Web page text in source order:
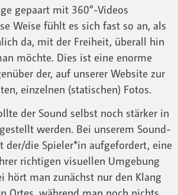
gepaart mit 360°-Videos
Weise fühlt es sich fast so an, als
da, mit der Freiheit, überall hin
möchte. Dies ist eine enorme
der, auf unserer Website zur
einzelnen (statischen) Fotos.
der Sound selbst noch stärker in
werden. Bei unserem Sound-
der/die Spieler*in aufgefordert, eine
richtigen visuellen Umgebung
hört man zunächst nur den Klang